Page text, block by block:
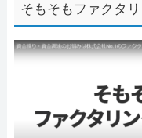
そもそもファクタ